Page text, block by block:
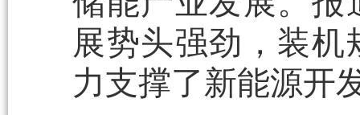
展势头强劲，装
力支撑了新能源开